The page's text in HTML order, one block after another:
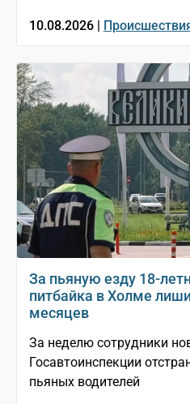
10.08.2026 |
За пьяную езду 18-
питбайка в Холме
месяцев
За неделю сотрудники
Госавтоинспекции
пьяных водителей